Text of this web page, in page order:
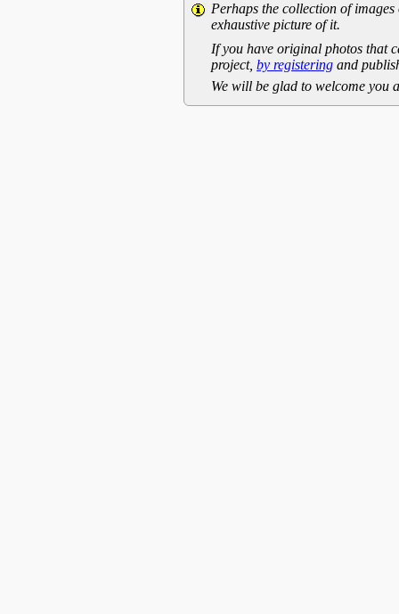
Perhaps the collection of
exhaustive picture of it.
If you have original photos that
project, by registering and
We will be glad to welcome